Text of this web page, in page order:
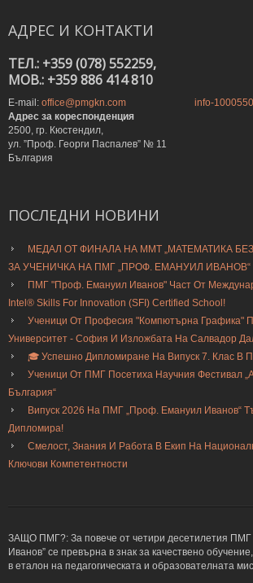
АДРЕС И КОНТАКТИ
ТЕЛ.: +359 (078) 552259,
MOB.: +359 886 414 810
E-mail: office@pmgkn.com
info-
Адрес за кореспонденция
2500, гр. Кюстендил,
ул. ”Проф. Георги Паспалев” № 11
България
ПОСЛЕДНИ НОВИНИ
МЕДАЛ ОТ ФИНАЛА НА ММТ „МАТЕМАТИКА БЕЗ
ЗА УЧЕНИЧКА НА ПМГ „ПРОФ. ЕМАНУИЛ ИВАНОВ“
ПМГ "Проф. Емануил Иванов" Част От
Intel® Skills For Innovation (SFI) Certified School!
Ученици От Професия "Компютърна Графика"
Университет - София И Изложбата На Салвадор
🎓 Успешно Дипломиране На Випуск 7. Клас В
Ученици От ПМГ Посетиха Научния Фестивал
България“
Випуск 2026 На ПМГ „Проф. Емануил Иванов“
Дипломира!
Смелост, Знания И Работа В Екип На
Ключови Компетентности
ЗАЩО ПМГ?: За повече от четири десетилетия
Иванов” се превърна в знак за качествено
в еталон на педагогическата и образователната